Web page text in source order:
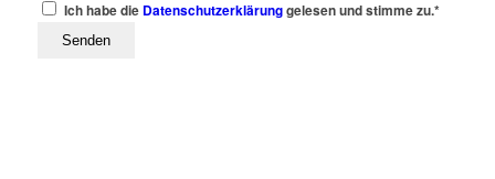
Ich habe die Datenschutzerklärunggelesen und stimme zu.*